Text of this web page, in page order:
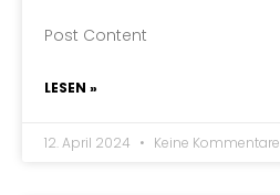
Post Content
LESEN »
12. April 2024 Keine Kommentare